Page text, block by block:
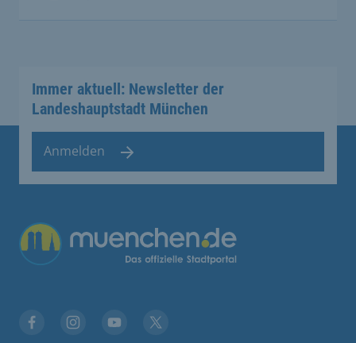
Immer aktuell: Newsletter der
Landeshauptstadt München
Anmelden